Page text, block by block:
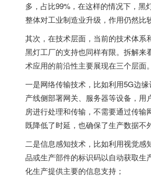
多，占比99%，在这样的情况下，黑
整体对工业制造业升级，作用仍然比
其次，在技术层面，当前的技术体系
黑灯工厂的支持也同样有限。拆解来
术应用的前沿性主要展现在三个层面。
一是网络传输技术，比如利用5G边
产线侧部署网关、服务器等设备，用
房进行处理和传输，不需要通过传输
既降低了时延，也确保了生产数据不
二是信息感知技术，比如利用视觉感
品或生产部件的标识码以自动获取生
化生产提供主要的信息支持；